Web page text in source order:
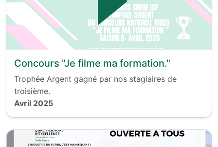
Concours "Je filme ma formation."
Trophée Argent gagné par nos stagiaires de
troisième.
Avril 2025